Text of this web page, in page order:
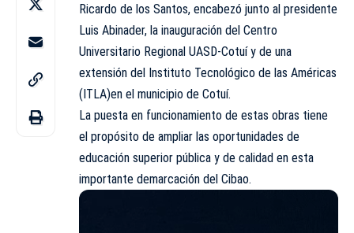
Ricardo de los Santos, encabezó junto al presidente
Luis Abinader, la inauguración del Centro
Universitario Regional UASD-Cotuí y de una
extensión del Instituto Tecnológico de las Américas
(ITLA)en el municipio de Cotuí.
La puesta en funcionamiento de estas obras tiene
el propósito de ampliar las oportunidades de
educación superior pública y de calidad en esta
importante demarcación del Cibao.